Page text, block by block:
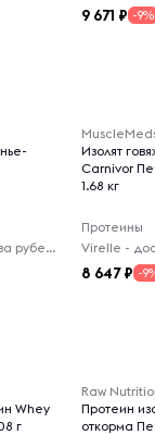
9 671 -9%
Virelle - доставка из-за рубежа
Изолят
Carnivor
1.68 кг
Протеины
8 647 -
Whey
г
Raw
Протеин
откорма